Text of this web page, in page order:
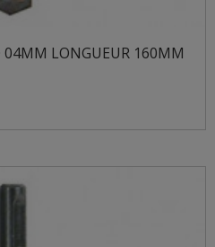
04MM LONGUEUR 160MM